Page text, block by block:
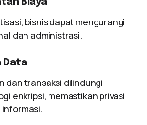
Biaya
bisnis dapat mengurangi
dan administrasi.
Data
dan transaksi dilindungi
enkripsi, memastikan privasi